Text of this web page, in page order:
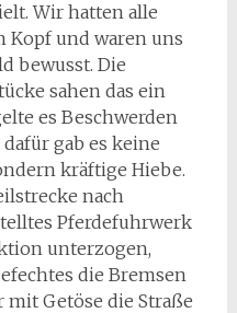
Wir hatten alle
und waren uns
bewusst. Die
sahen das ein
es Beschwerden
gab es keine
kräftige Hiebe.
nach
Pferdefuhrwerk
unterzogen,
die Bremsen
mit Getöse die Straße